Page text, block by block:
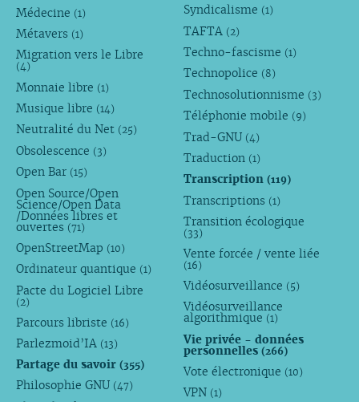
Médecine (1)
Métavers (1)
Migration vers le Libre
(4)
Monnaie libre (1)
Musique libre (14)
Neutralité du Net (25)
Obsolescence (3)
Open Bar (15)
Open Source/Open
Science/Open Data
/Données libres et
ouvertes (71)
OpenStreetMap (10)
Ordinateur quantique (1)
Pacte du Logiciel Libre
(2)
Parcours libriste (16)
Parlezmoid’IA (13)
Partage du savoir (355)
Philosophie GNU (47)
Syndicalisme (1)
TAFTA (2)
Techno-fascisme (1)
Technopolice (8)
Technosolutionnisme (3)
Téléphonie mobile (9)
Trad-GNU (4)
Traduction (1)
Transcription(119)
Transcriptions (1)
Transition écologique
(33)
Vente forcée / vente liée
(16)
Vidéosurveillance (5)
Vidéosurveillance
algorithmique (1)
Vie privée - données
personnelles(266)
Vote électronique (10)
VPN (1)